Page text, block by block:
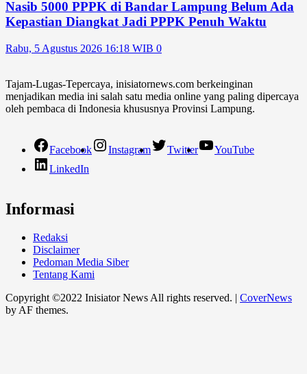
Nasib 5000 PPPK di Bandar Lampung Belum Ada
Kepastian Diangkat Jadi PPPK Penuh Waktu
Rabu, 5 Agustus 2026 16:18 WIB 0
Tajam-Lugas-Tepercaya, inisiatornews.com berkeinginan
menjadikan media ini salah satu media online yang paling dipercaya
oleh pembaca di Indonesia khususnya Provinsi Lampung.
Facebook Instagram Twitter
YouTube
LinkedIn
Informasi
Redaksi
Disclaimer
Pedoman Media Siber
Tentang Kami
Copyright ©2022 Inisiator News All rights reserved. | CoverNews
by AF themes.